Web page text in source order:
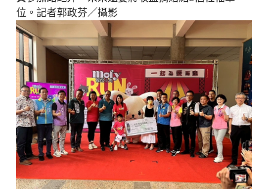
位。記者郭政芬／攝影